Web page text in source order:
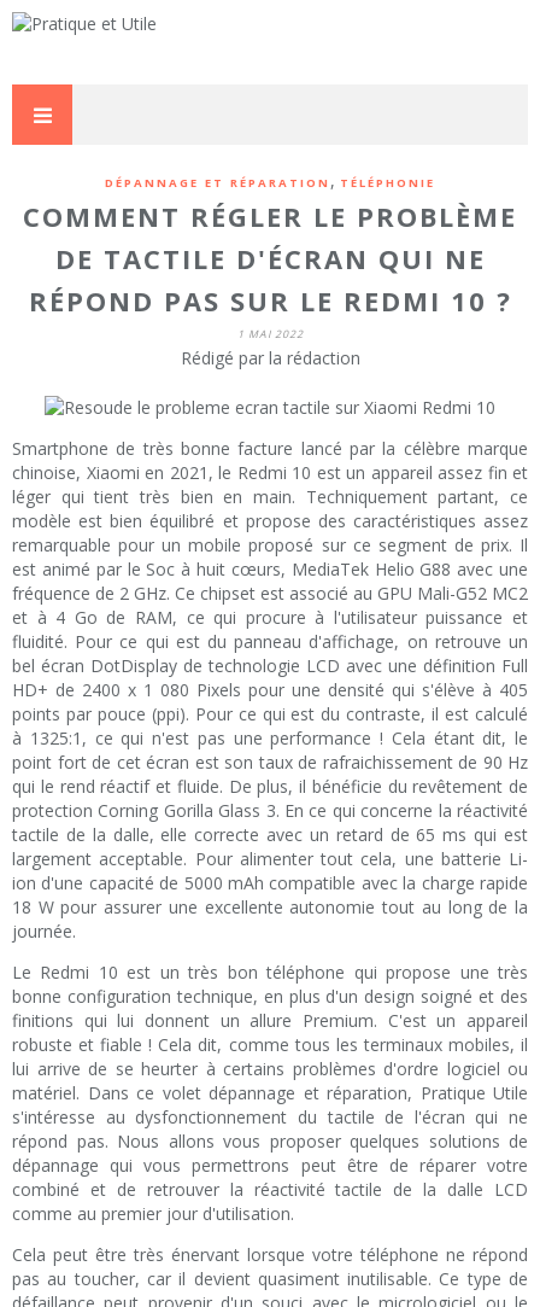
DÉPANNAGE ET RÉPARATION , TÉLÉPHONIE
COMMENT RÉGLER LE PROBLÈME
DE TACTILE D'ÉCRAN QUI NE
RÉPOND PAS SUR LE REDMI 10 ?
1 MAI 2022
Rédigé par la rédaction
Smartphone de très bonne facture lancé par la célèbre marque
chinoise, Xiaomi en 2021, le Redmi 10 est un appareil assez fin et
léger qui tient très bien en main. Techniquement partant, ce
modèle est bien équilibré et propose des caractéristiques assez
remarquable pour un mobile proposé sur ce segment de prix. Il
est animé par le Soc à huit cœurs, MediaTek Helio G88 avec une
fréquence de 2 GHz. Ce chipset est associé au GPU Mali-G52 MC2
et à 4 Go de RAM, ce qui procure à l'utilisateur puissance et
fluidité. Pour ce qui est du panneau d'affichage, on retrouve un
bel écran DotDisplay de technologie LCD avec une définition Full
HD+ de 2400 x 1 080 Pixels pour une densité qui s'élève à 405
points par pouce (ppi). Pour ce qui est du contraste, il est calculé
à 1325:1, ce qui n'est pas une performance ! Cela étant dit, le
point fort de cet écran est son taux de rafraichissement de 90 Hz
qui le rend réactif et fluide. De plus, il bénéficie du revêtement de
protection Corning Gorilla Glass 3. En ce qui concerne la réactivité
tactile de la dalle, elle correcte avec un retard de 65 ms qui est
largement acceptable. Pour alimenter tout cela, une batterie Li-
ion d'une capacité de 5000 mAh compatible avec la charge rapide
18 W pour assurer une excellente autonomie tout au long de la
journée.
Le Redmi 10 est un très bon téléphone qui propose une très
bonne configuration technique, en plus d'un design soigné et des
finitions qui lui donnent un allure Premium. C'est un appareil
robuste et fiable ! Cela dit, comme tous les terminaux mobiles, il
lui arrive de se heurter à certains problèmes d'ordre logiciel ou
matériel. Dans ce volet dépannage et réparation, Pratique Utile
s'intéresse au dysfonctionnement du tactile de l'écran qui ne
répond pas. Nous allons vous proposer quelques solutions de
dépannage qui vous permettrons peut être de réparer votre
combiné et de retrouver la réactivité tactile de la dalle LCD
comme au premier jour d'utilisation.
Cela peut être très énervant lorsque votre téléphone ne répond
pas au toucher, car il devient quasiment inutilisable. Ce type de